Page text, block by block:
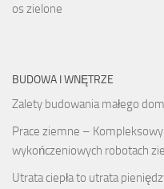
os zielone
BUDOWA I WNĘTRZE
Zalety budowania małego
Prace ziemne –
wykończeniowych robotach
Utrata ciepła to utrata